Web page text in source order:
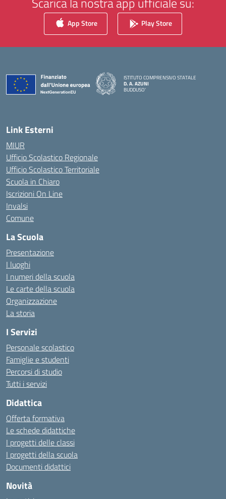
App Store Play Store
ISTITUTO COMPRENSIVO STATALE
D. A. AZUNI
BUDDUSO'
Link Esterni
MIUR
Ufficio Scolastico Regionale
Ufficio Scolastico Territoriale
Scuola in Chiaro
Iscrizioni On Line
Invalsi
Comune
La Scuola
Presentazione
I luoghi
I numeri della scuola
Le carte della scuola
Organizzazione
La storia
I Servizi
Personale scolastico
Famiglie e studenti
Percorsi di studio
Tutti i servizi
Didattica
Offerta formativa
Le schede didattiche
I progetti delle classi
I progetti della scuola
Documenti didattici
Novità